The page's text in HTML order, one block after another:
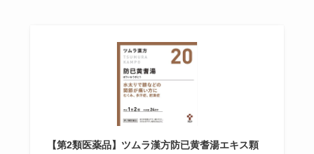
【第2類医薬品】ツムラ漢方防已黄耆湯エキス顆